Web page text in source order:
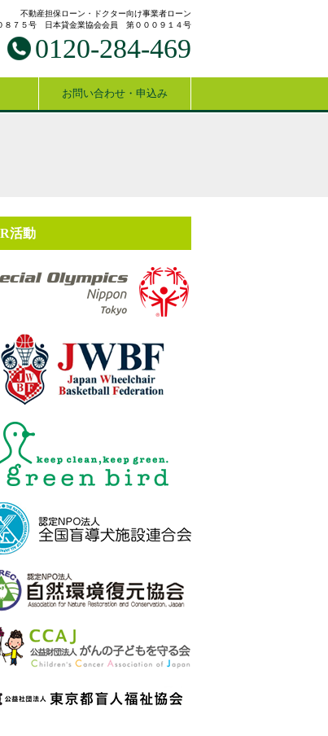
不動産担保ローン・ドクター向け事業者ローン
８７５号 日本貸金業協会会員 第０００９１４号
0120-284-469
お問い合わせ・申込み
活動